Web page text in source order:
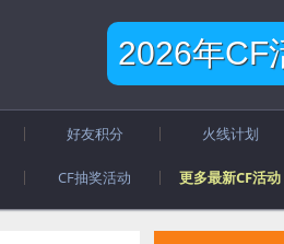
2026年CF
好友积分 火线计划
CF抽奖活动 更多最新CF活动